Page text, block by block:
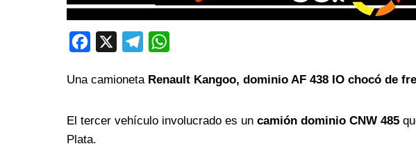
c
b
o
l
g
a
s
Una camioneta Renault Kangoo, dominio AF 438 IO chocó de
El tercer vehículo involucrado es uncamión dominio CNW 485
Plata.